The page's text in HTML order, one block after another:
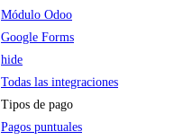
Módulo Odoo
Google Forms
hide
Todas las integraciones
Tipos de pago
Pagos puntuales